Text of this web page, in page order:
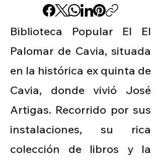
Biblioteca Popular El El
Palomar de Cavia, situada
en la histórica ex quinta de
Cavia, donde vivió José
Artigas. Recorrido por sus
instalaciones, su rica
colección de libros y la